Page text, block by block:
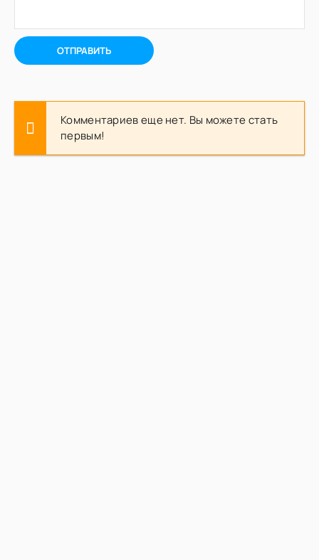
ОТПРАВИТЬ
Комментариев еще нет. Вы можете стать
первым!